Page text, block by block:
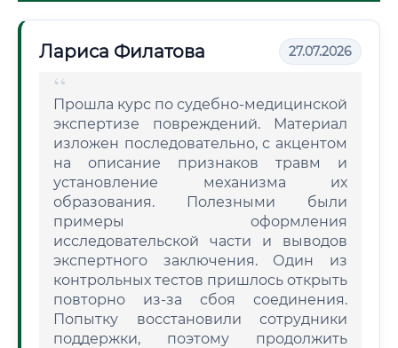
Лариса Филатова 27.07.2026
Прошла курс по судебно-медицинской
экспертизе повреждений. Материал
изложен последовательно, с акцентом
на описание признаков травм и
установление механизма их
образования. Полезными были
примеры оформления
исследовательской части и выводов
экспертного заключения. Один из
контрольных тестов пришлось открыть
повторно из-за сбоя соединения.
Попытку восстановили сотрудники
поддержки, поэтому продолжить